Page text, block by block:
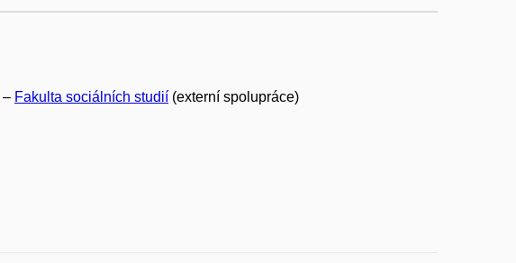
– Fakulta sociálních studií (externí spolupráce)